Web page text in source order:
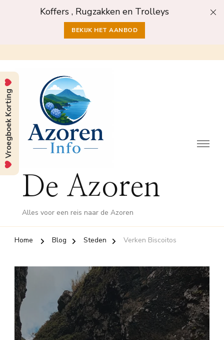
Koffers , Rugzakken en Trolleys
BEKIJK HET AANBOD
De Azoren
Alles voor een reis naar de Azoren
Home Blog Steden Verken Biscoitos
Vroegboek Korting